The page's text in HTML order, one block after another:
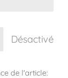
Désactivé
de l'article: